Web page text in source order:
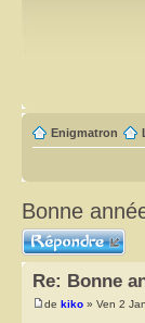
Enigmatron
Bonne
Répondre
Re: Bonne
de kiko » Ven 2